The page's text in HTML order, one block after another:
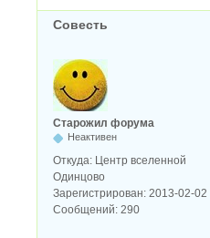
Совесть
Старожил форума
Неактивен
Откуда: Центр вселенной
Одинцово
Зарегистрирован: 2013-02-02
Сообщений: 290